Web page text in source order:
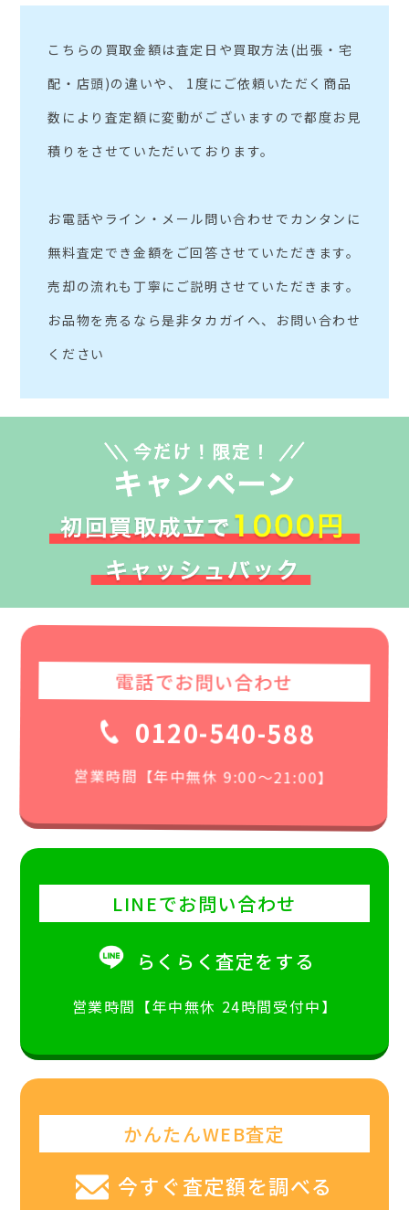
こちらの買取金額は査定日や買取方法(出張・宅
配・店頭)の違いや、 1度にご依頼いただく商品
数により査定額に変動がございますので都度お見
積りをさせていただいております。
お電話やライン・メール問い合わせでカンタンに
無料査定でき金額をご回答させていただきます。
売却の流れも丁寧にご説明させていただきます。
お品物を売るなら是非タカガイへ、お問い合わせ
ください
電話でお問い合わせ
0120-540-588
営業時間【年中無休 9:00〜21:00】
LINEでお問い合わせ
らくらく査定をする
営業時間【年中無休 24時間受付中】
かんたんWEB査定
今すぐ査定額を調べる